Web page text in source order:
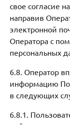
свое согласие
направив
электронной
Оператора с
персональных
6.8. Оператор
информацию
в следующих
6.8.1.